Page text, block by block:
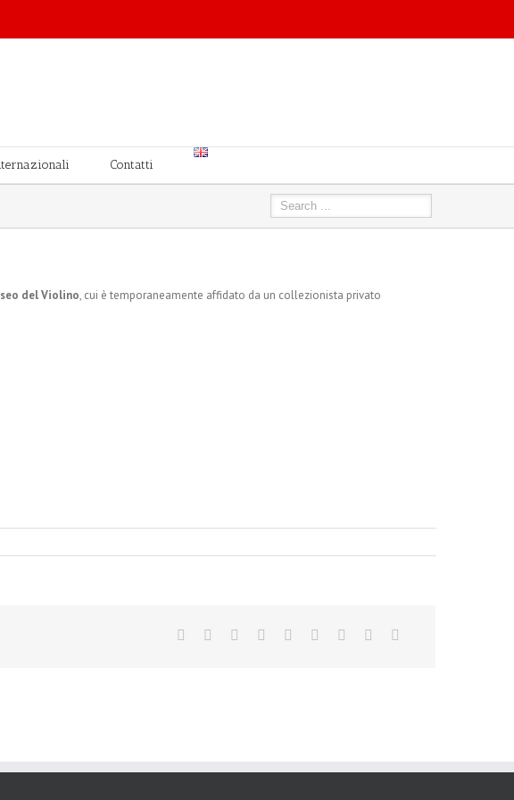
Contatti
del Violino, cui è temporaneamente affidato da un collezionista privato